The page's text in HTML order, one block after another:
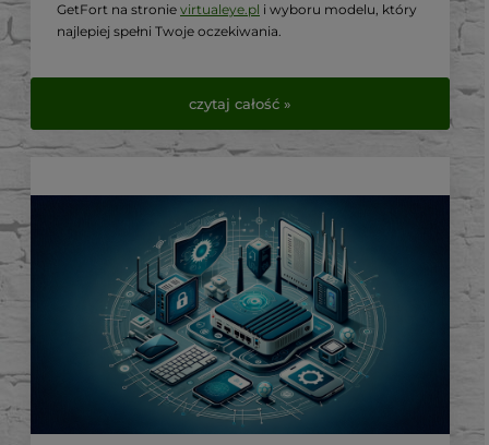
GetFort na stronie virtualeye.pl i wyboru modelu, który
najlepiej spełni Twoje oczekiwania.
czytaj całość »